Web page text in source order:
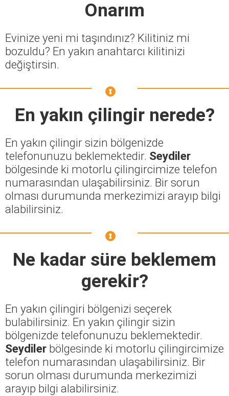
Onarım
Evinize yeni mi taşındınız? Kilitiniz mi
bozuldu? En yakın anahtarcı kilitinizi
değiştirsin.
En yakın çilingir nerede?
En yakın çilingir sizin bölgenizde
telefonunuzu beklemektedir. Seydiler
bölgesinde ki motorlu çilingircimize telefon
numarasından ulaşabilirsiniz. Bir sorun
olması durumunda merkezimizi arayıp bilgi
alabilirsiniz.
Ne kadar süre beklemem
gerekir?
En yakın çilingiri bölgenizi seçerek
bulabilirsiniz. En yakın çilingir sizin
bölgenizde telefonunuzu beklemektedir.
Seydiler bölgesinde ki motorlu çilingircimize
telefon numarasından ulaşabilirsiniz. Bir
sorun olması durumunda merkezimizi
arayıp bilgi alabilirsiniz.